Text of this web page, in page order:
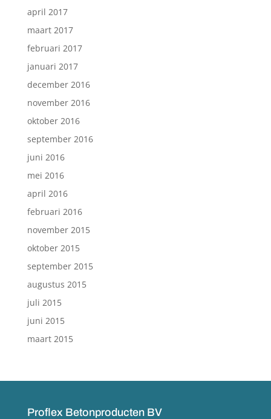
april 2017
maart 2017
februari 2017
januari 2017
december 2016
november 2016
oktober 2016
september 2016
juni 2016
mei 2016
april 2016
februari 2016
november 2015
oktober 2015
september 2015
augustus 2015
juli 2015
juni 2015
maart 2015
Proflex Betonproducten BV